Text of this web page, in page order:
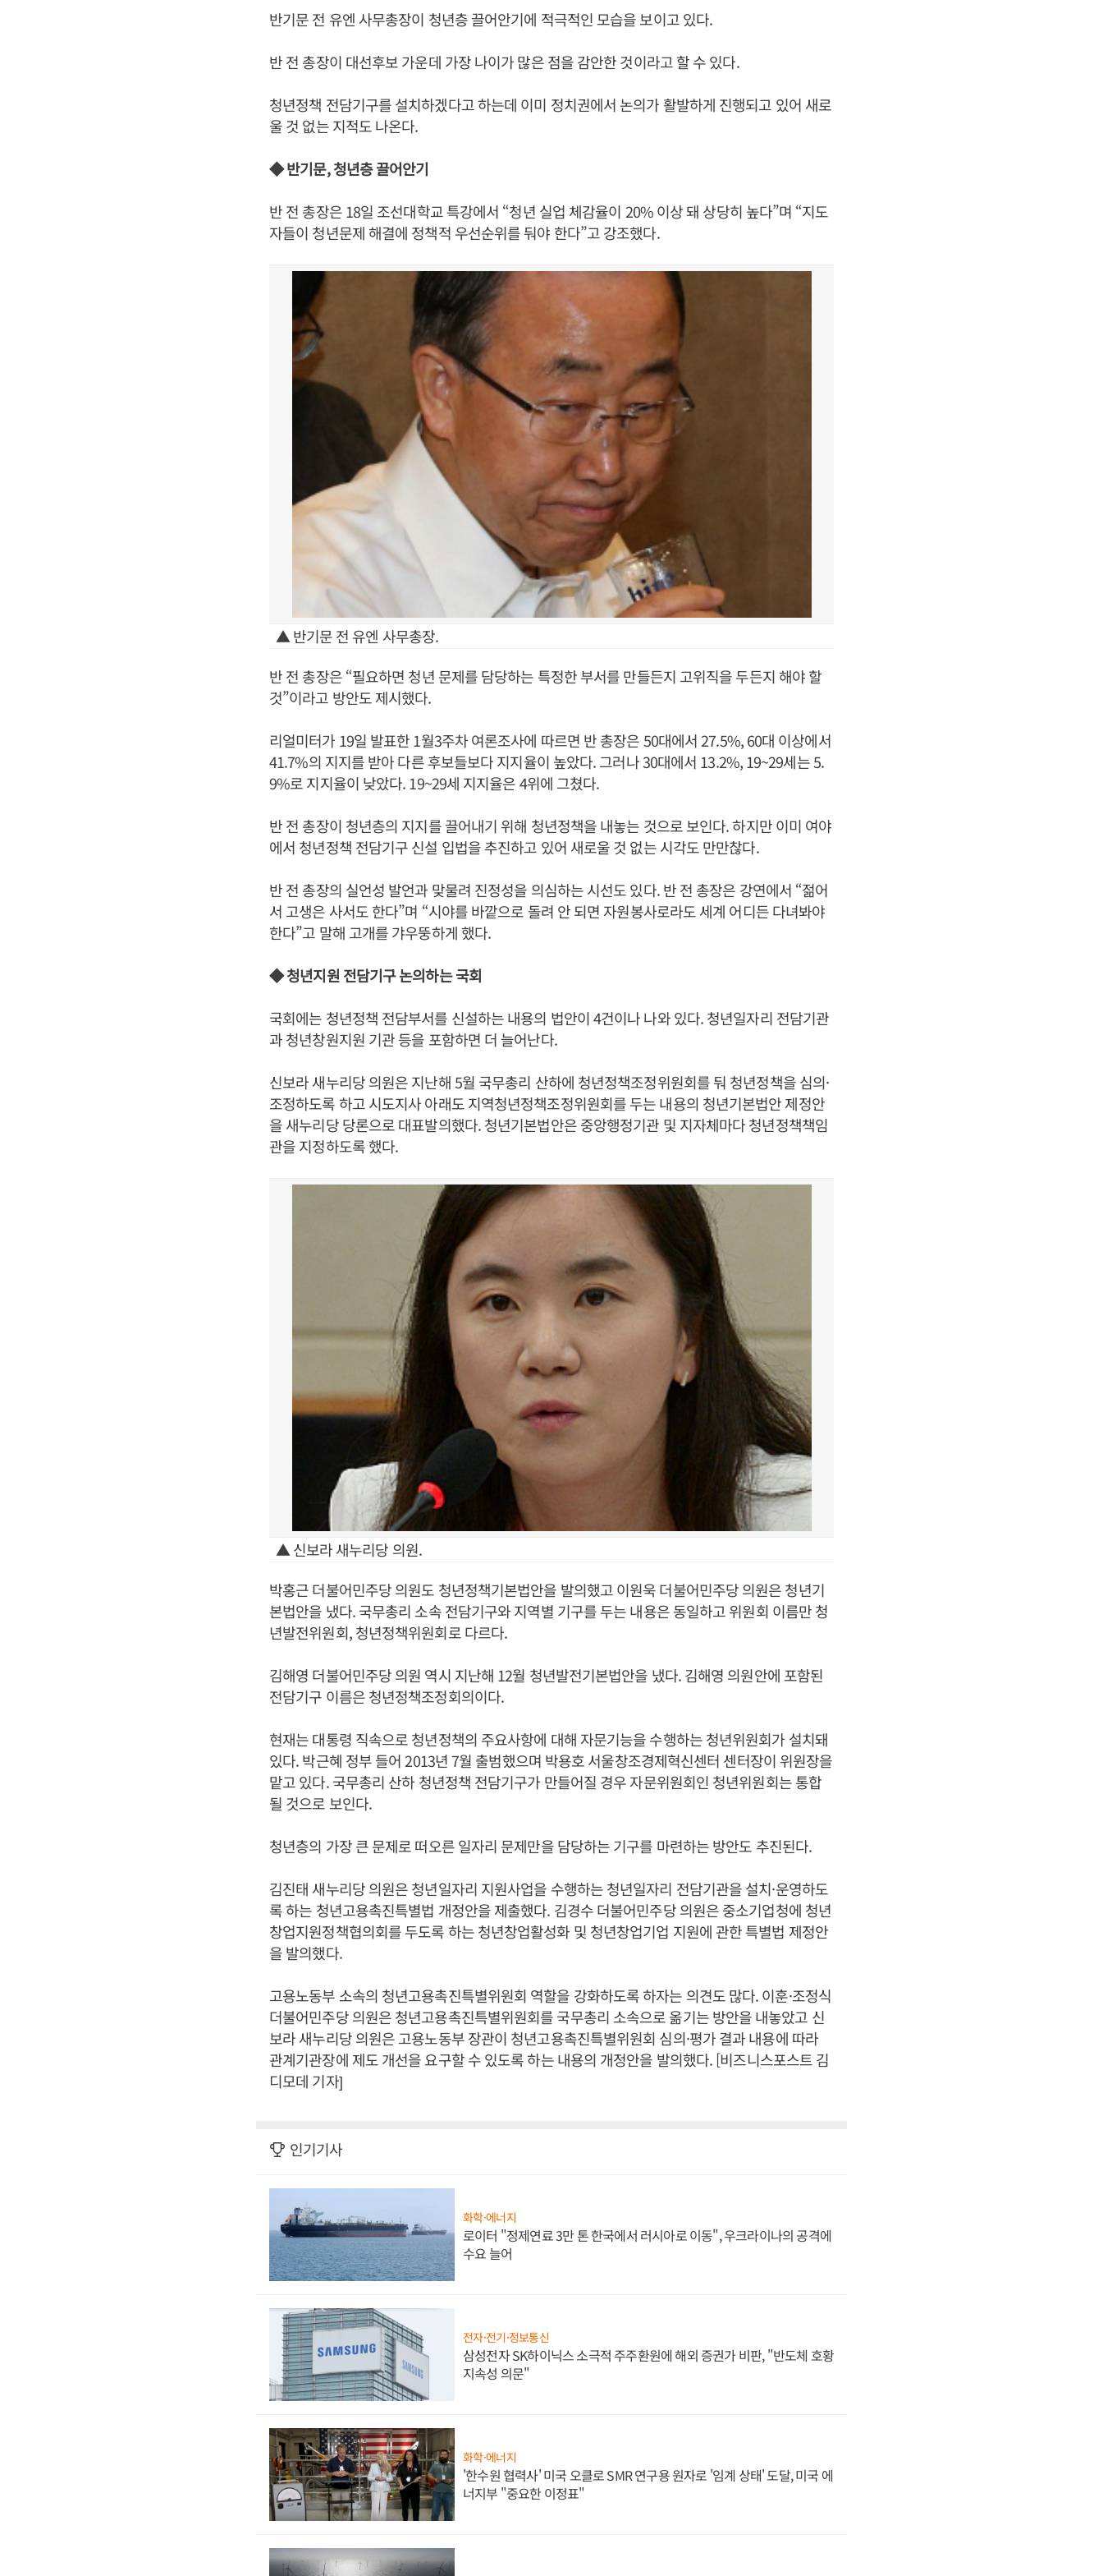
반기문 전 유엔 사무총장이 청년층 끌어안기에 적극적인 모습을 보이고 있다.
반 전 총장이 대선후보 가운데 가장 나이가 많은 점을 감안한 것이라고 할 수 있다.
청년정책 전담기구를 설치하겠다고 하는데 이미 정치권에서 논의가 활발하게 진행되고 있어 새로
울 것 없는 지적도 나온다.
◆ 반기문, 청년층 끌어안기
반 전 총장은 18일 조선대학교 특강에서 “청년 실업 체감율이 20% 이상 돼 상당히 높다”며 “지도
자들이 청년문제 해결에 정책적 우선순위를 둬야 한다”고 강조했다.
▲ 반기문 전 유엔 사무총장.
반 전 총장은 “필요하면 청년 문제를 담당하는 특정한 부서를 만들든지 고위직을 두든지 해야 할
것”이라고 방안도 제시했다.
리얼미터가 19일 발표한 1월3주차 여론조사에 따르면 반 총장은 50대에서 27.5%, 60대 이상에서
41.7%의 지지를 받아 다른 후보들보다 지지율이 높았다. 그러나 30대에서 13.2%, 19~29세는 5.
9%로 지지율이 낮았다. 19~29세 지지율은 4위에 그쳤다.
반 전 총장이 청년층의 지지를 끌어내기 위해 청년정책을 내놓는 것으로 보인다. 하지만 이미 여야
에서 청년정책 전담기구 신설 입법을 추진하고 있어 새로울 것 없는 시각도 만만찮다.
반 전 총장의 실언성 발언과 맞물려 진정성을 의심하는 시선도 있다. 반 전 총장은 강연에서 “젊어
서 고생은 사서도 한다”며 “시야를 바깥으로 돌려 안 되면 자원봉사로라도 세계 어디든 다녀봐야
한다”고 말해 고개를 갸우뚱하게 했다.
◆ 청년지원 전담기구 논의하는 국회
국회에는 청년정책 전담부서를 신설하는 내용의 법안이 4건이나 나와 있다. 청년일자리 전담기관
과 청년창원지원 기관 등을 포함하면 더 늘어난다.
신보라 새누리당 의원은 지난해 5월 국무총리 산하에 청년정책조정위원회를 둬 청년정책을 심의·
조정하도록 하고 시도지사 아래도 지역청년정책조정위원회를 두는 내용의 청년기본법안 제정안
을 새누리당 당론으로 대표발의했다. 청년기본법안은 중앙행정기관 및 지자체마다 청년정책책임
관을 지정하도록 했다.
▲ 신보라 새누리당 의원.
박홍근 더불어민주당 의원도 청년정책기본법안을 발의했고 이원욱 더불어민주당 의원은 청년기
본법안을 냈다. 국무총리 소속 전담기구와 지역별 기구를 두는 내용은 동일하고 위원회 이름만 청
년발전위원회, 청년정책위원회로 다르다.
김해영 더불어민주당 의원 역시 지난해 12월 청년발전기본법안을 냈다. 김해영 의원안에 포함된
전담기구 이름은 청년정책조정회의이다.
현재는 대통령 직속으로 청년정책의 주요사항에 대해 자문기능을 수행하는 청년위원회가 설치돼
있다. 박근혜 정부 들어 2013년 7월 출범했으며 박용호 서울창조경제혁신센터 센터장이 위원장을
맡고 있다. 국무총리 산하 청년정책 전담기구가 만들어질 경우 자문위원회인 청년위원회는 통합
될 것으로 보인다.
청년층의 가장 큰 문제로 떠오른 일자리 문제만을 담당하는 기구를 마련하는 방안도 추진된다.
김진태 새누리당 의원은 청년일자리 지원사업을 수행하는 청년일자리 전담기관을 설치·운영하도
록 하는 청년고용촉진특별법 개정안을 제출했다. 김경수 더불어민주당 의원은 중소기업청에 청년
창업지원정책협의회를 두도록 하는 청년창업활성화 및 청년창업기업 지원에 관한 특별법 제정안
을 발의했다.
고용노동부 소속의 청년고용촉진특별위원회 역할을 강화하도록 하자는 의견도 많다. 이훈·조정식
더불어민주당 의원은 청년고용촉진특별위원회를 국무총리 소속으로 옮기는 방안을 내놓았고 신
보라 새누리당 의원은 고용노동부 장관이 청년고용촉진특별위원회 심의·평가 결과 내용에 따라
관계기관장에 제도 개선을 요구할 수 있도록 하는 내용의 개정안을 발의했다. [비즈니스포스트 김
디모데 기자]
인기기사
화학·에너지
로이터 "정제연료 3만 톤 한국에서 러시아로 이동", 우크라이나의 공격에
수요 늘어
전자·전기·정보통신
삼성전자 SK하이닉스 소극적 주주환원에 해외 증권가 비판, "반도체 호황
지속성 의문"
화학·에너지
'한수원 협력사' 미국 오클로 SMR 연구용 원자로 '임계 상태' 도달, 미국 에
너지부 "중요한 이정표"